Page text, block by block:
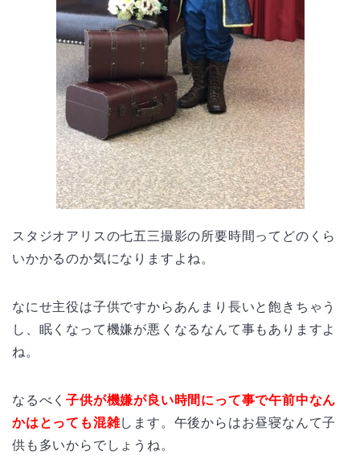
スタジオアリスの七五三撮影の所要時間ってどのくら
いかかるのか気になりますよね。
なにせ主役は子供ですからあんまり長いと飽きちゃう
し、眠くなって機嫌が悪くなるなんて事もありますよ
ね。
なるべく子供が機嫌が良い時間にって事で午前中なん
かはとっても混雑します。午後からはお昼寝なんて子
供も多いからでしょうね。